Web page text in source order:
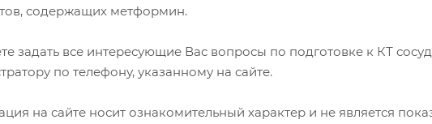
содержащих метформин.
задать все интересующие Вас вопросы по подготовке к КТ
по телефону, указанному на сайте.
на сайте носит ознакомительный характер и не является